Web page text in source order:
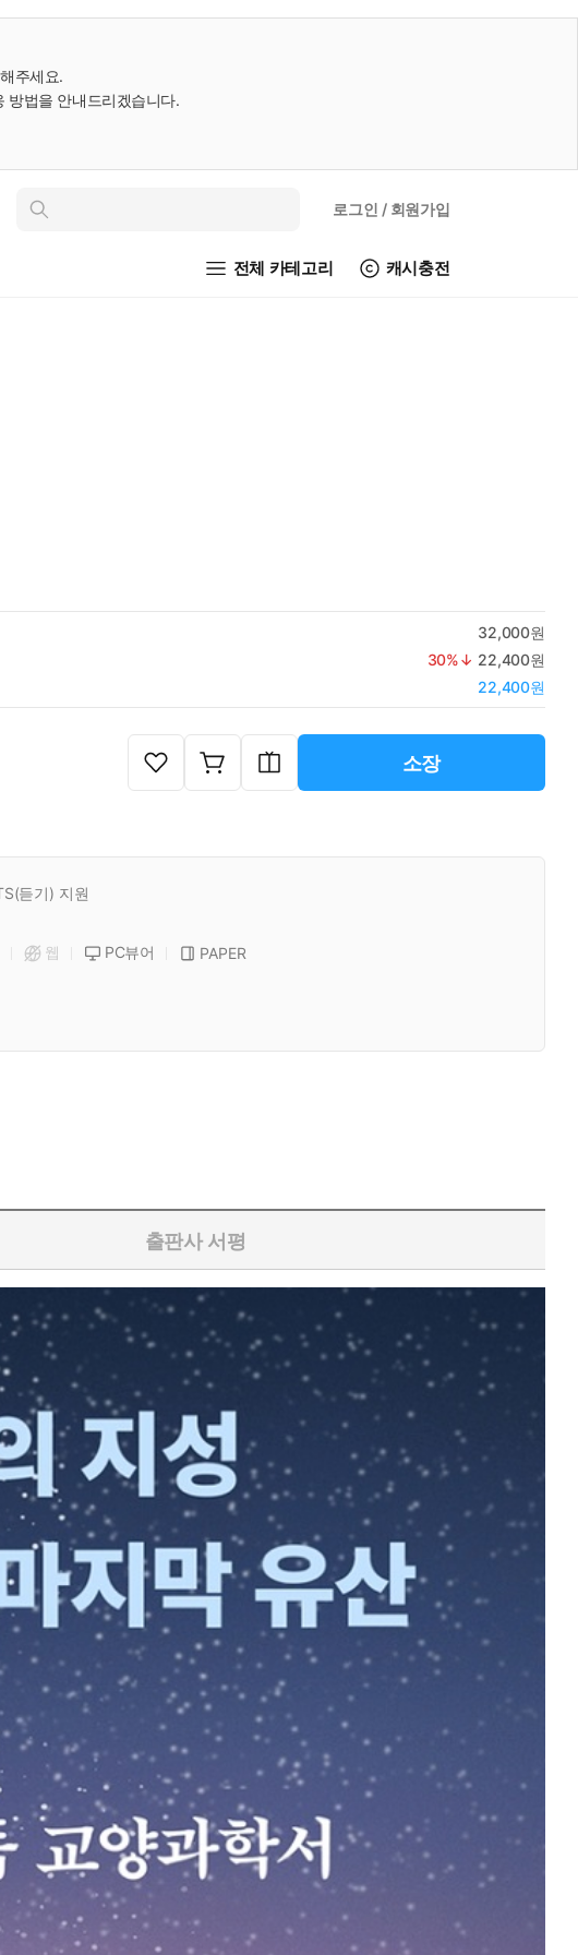
주세요.
방법을 안내드리겠습니다.
인
로그인 / 회원가입
전체 카테고리 캐시충전
32,000원
30%↓ 22,400원
22,400원
소장
듣기) 지원
웹 PC뷰어
PAPER
출판사 서평